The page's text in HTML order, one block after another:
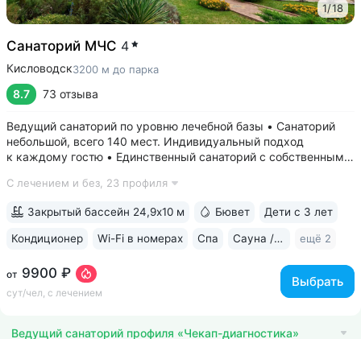
1/18
Санаторий МЧС 4
Кисловодск3200 м до парка
8.7 73 отзыва
Ведущий санаторий по уровню лечебной базы • Санаторий
небольшой, всего 140 мест. Индивидуальный подход
к каждому гостю • Единственный санаторий c собственными
комплекс CON-TREX (Германия) для диагностики
С лечением и без, 23 профиля
от 9900 ₽
сут/чел, с лечением
Выбрать
Закрытый бассейн 24,9х10 м Бювет Дети с 3 лет
Кондиционер Wi-Fi в номерах Спа Сауна / хаммам ещё 2
Ведущий санаторий профиля «Чекап-диагностика»